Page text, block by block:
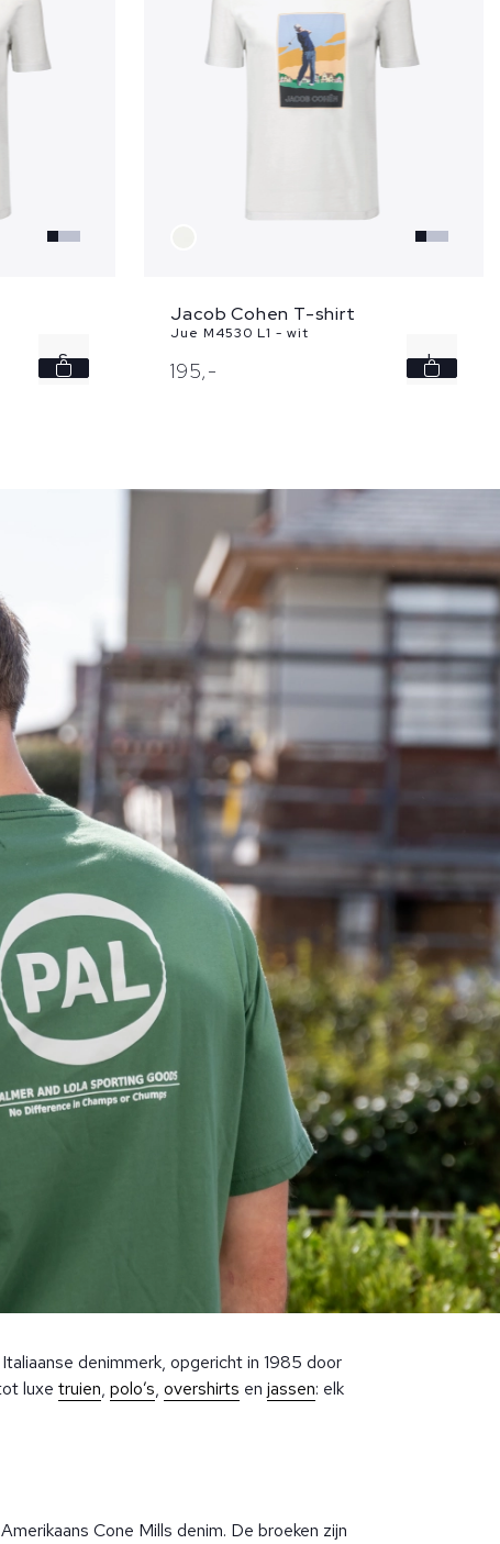
S
Jacob Cohen T-shirt
Jue M4530 L1 - wit
195,- L
denimmerk, opgericht in 1985 door
luxe truien, polo’s, overshirts en jassen: elk
Cone Mills denim. De broeken zijn